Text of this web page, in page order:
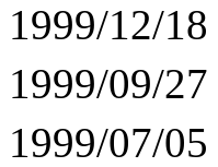
1999/12/18
1999/09/27
1999/07/05